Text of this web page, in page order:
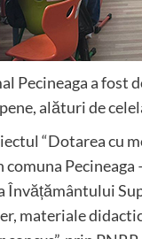
Pecineaga a fost
alături de
“Dotarea cu
Învățământului
materiale